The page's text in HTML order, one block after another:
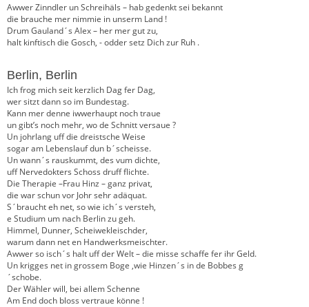
Awwer Zinndler un Schreihäls – hab gedenkt sei bekannt
die brauche mer nimmie in unserm Land !
Drum Gauland´s Alex – her mer gut zu,
halt kinftisch die Gosch, - odder setz Dich zur Ruh .
Berlin, Berlin
Ich frog mich seit kerzlich Dag fer Dag,
wer sitzt dann so im Bundestag.
Kann mer denne iwwerhaupt noch traue
un gibt’s noch mehr, wo de Schnitt versaue ?
Un johrlang uff die dreistsche Weise
sogar am Lebenslauf dun b´scheisse.
Un wann´s rauskummt, des vum dichte,
uff Nervedokters Schoss druff flichte.
Die Therapie –Frau Hinz – ganz privat,
die war schun vor Johr sehr adäquat.
S´braucht eh net, so wie ich´s versteh,
e Studium um nach Berlin zu geh.
Himmel, Dunner, Scheiwekleischder,
warum dann net en Handwerksmeischter.
Awwer so isch´s halt uff der Welt – die misse schaffe fer ihr Geld.
Un krigges net in grossem Boge ,wie Hinzen´s in de Bobbes g
´schobe.
Der Wähler will, bei allem Schenne
Am End doch bloss vertraue könne !